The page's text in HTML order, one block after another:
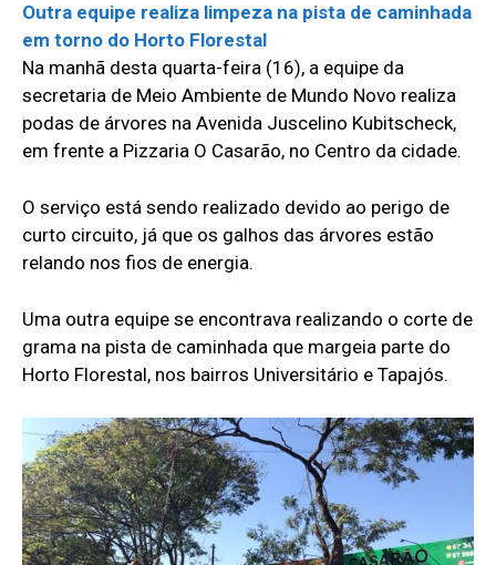
Outra equipe realiza limpeza na pista de caminhada
em torno do Horto Florestal
Na manhã desta quarta-feira (16), a equipe da
secretaria de Meio Ambiente de Mundo Novo realiza
podas de árvores na Avenida Juscelino Kubitscheck,
em frente a Pizzaria O Casarão, no Centro da cidade.
O serviço está sendo realizado devido ao perigo de
curto circuito, já que os galhos das árvores estão
relando nos fios de energia.
Uma outra equipe se encontrava realizando o corte de
grama na pista de caminhada que margeia parte do
Horto Florestal, nos bairros Universitário e Tapajós.